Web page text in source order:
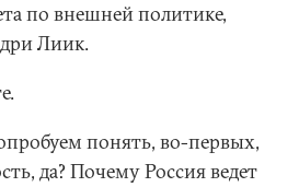
по внешней политике,
Лиик.
понять, во-первых,
да? Почему Россия ведет